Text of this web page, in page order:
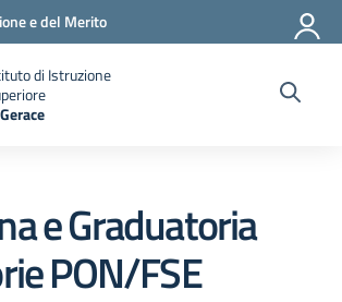
e del Merito
di Istruzione
e Graduatoria
PON/FSE